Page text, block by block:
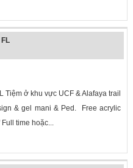
Tiệm ở khu vực UCF & Alafaya trail
& gel mani & Ped. Free acrylic
time hoặc...